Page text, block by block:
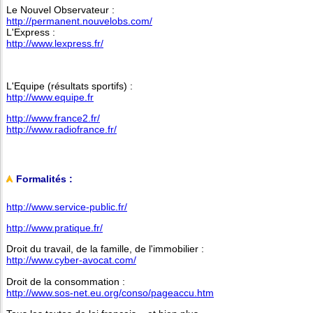
Le Nouvel Observateur :
http://permanent.nouvelobs.com/
L'Express :
http://www.lexpress.fr/
L'Equipe (résultats sportifs) :
http://www.equipe.fr
http://www.france2.fr/
http://www.radiofrance.fr/
Formalités :
http://www.service-public.fr/
http://www.pratique.fr/
Droit du travail, de la famille, de l'immobilier :
http://www.cyber-avocat.com/
Droit de la consommation :
http://www.sos-net.eu.org/conso/pageaccu.htm